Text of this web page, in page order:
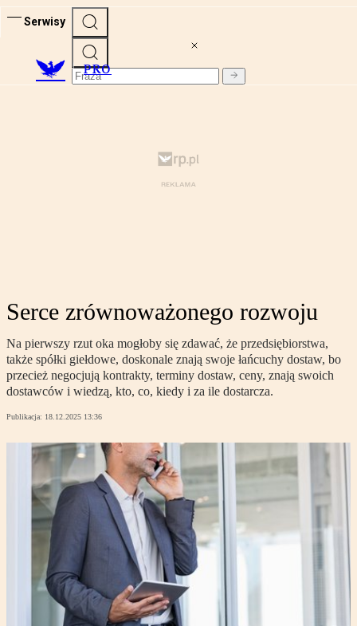
Serwisy
PRO
Serce zrównoważonego rozwoju
Na pierwszy rzut oka mogłoby się zdawać, że przedsiębiorstwa,
także spółki giełdowe, doskonale znają swoje łańcuchy dostaw, bo
przecież negocjują kontrakty, terminy dostaw, ceny, znają swoich
dostawców i wiedzą, kto, co, kiedy i za ile dostarcza.
Publikacja: 18.12.2025 13:36